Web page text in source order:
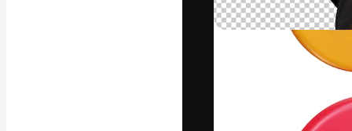
Copyright © 2010-